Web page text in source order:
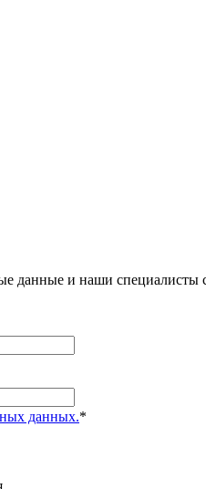
данные и наши
данных.*